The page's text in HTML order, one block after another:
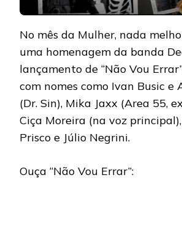
No mês da Mulher, nada
uma homenagem da banda
lançamento de “Não Vou
com nomes como Ivan Busic e
(Dr. Sin), Mika Jaxx (Area 55,
Ciça Moreira (na voz
Prisco e Júlio Negrini.
Ouça “Não Vou Errar”: